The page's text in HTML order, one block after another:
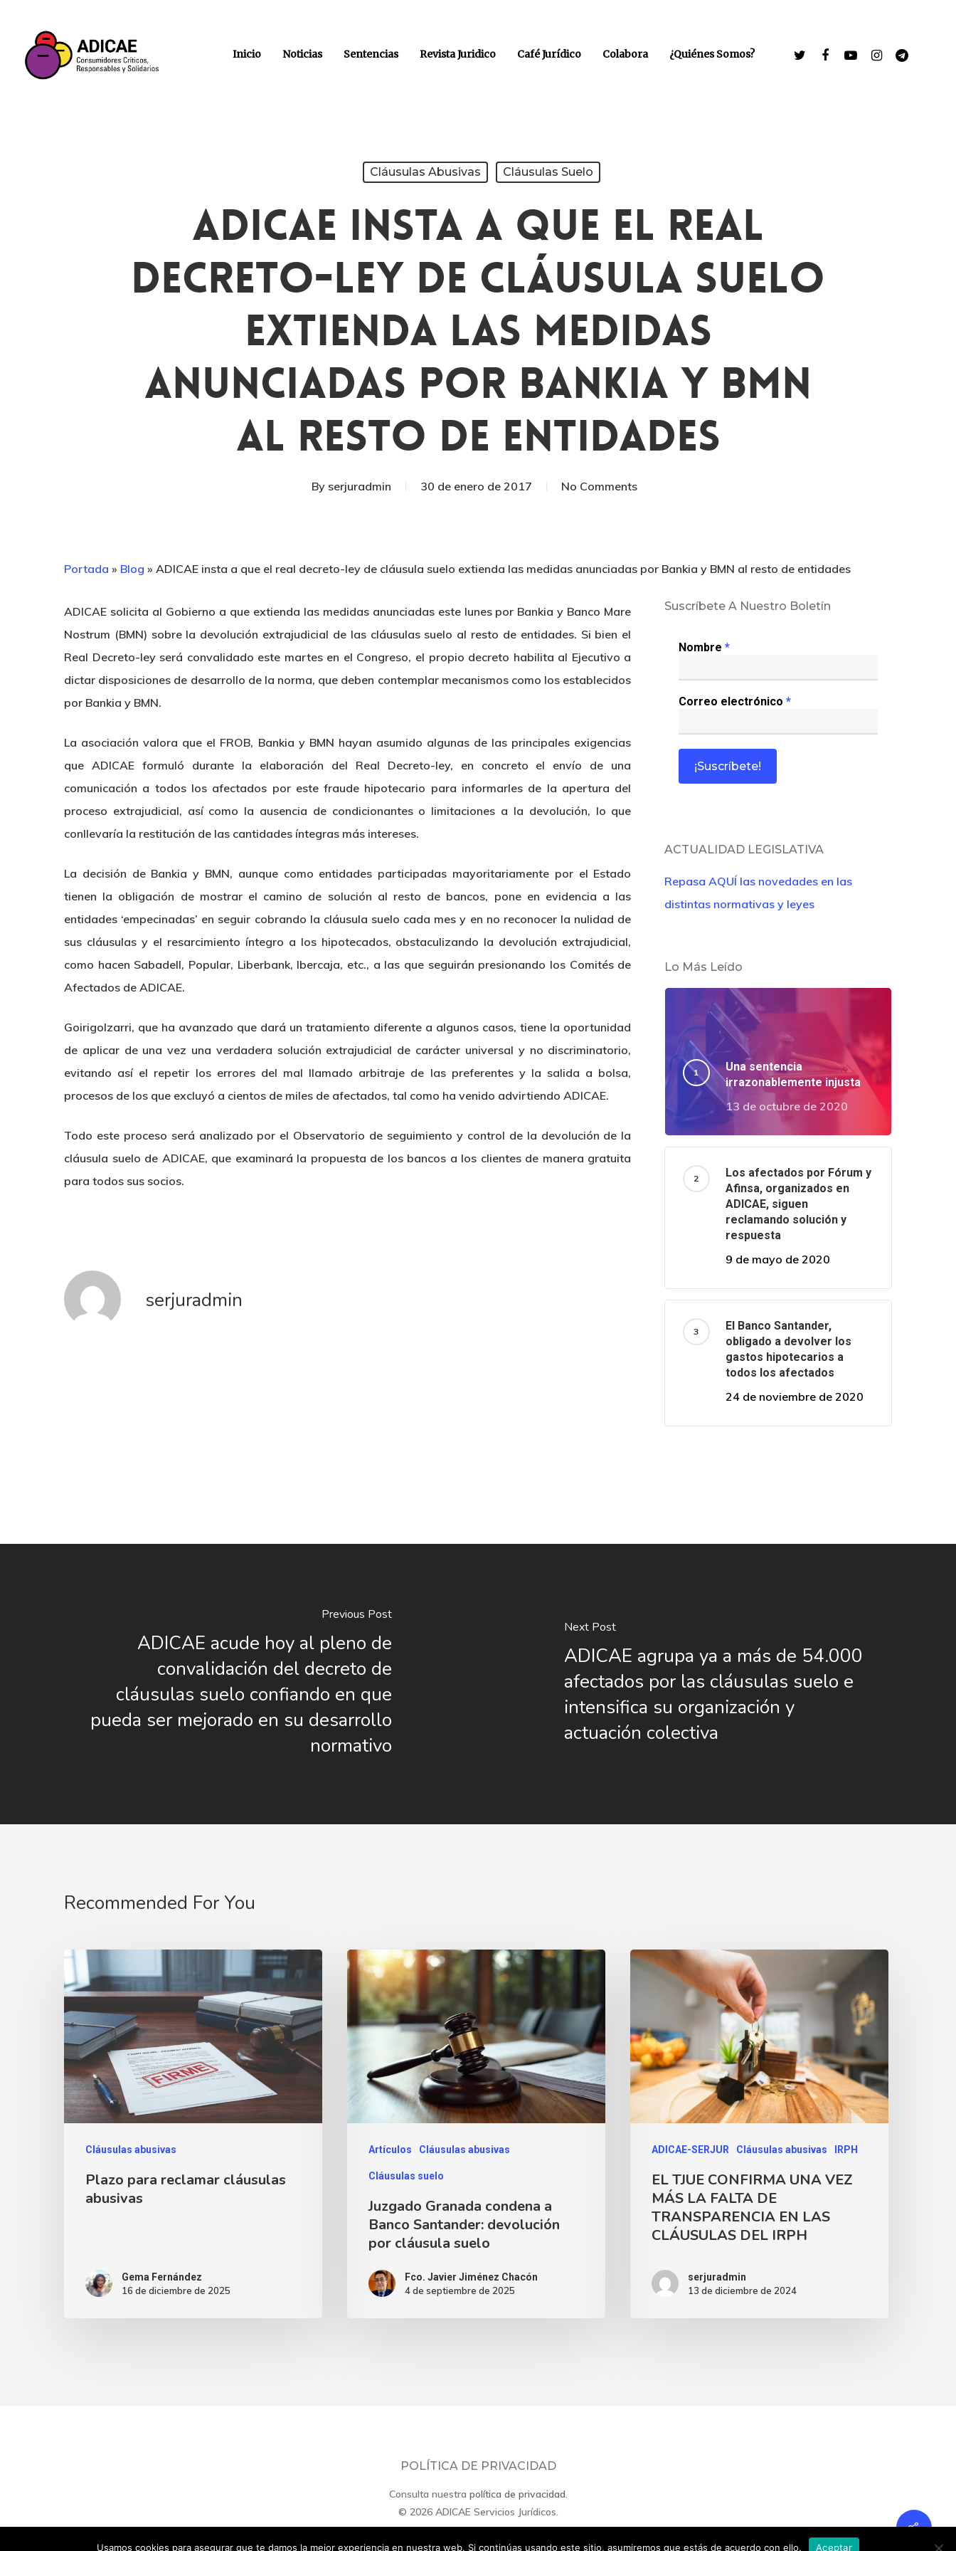
Inicio Noticias Sentencias Revista Juridico Café Jurídico Colabora ¿Quiénes Somos?
Cláusulas Abusivas Cláusulas Suelo
ADICAE Insta A Que El Real
Decreto-Ley De Cláusula Suelo
Extienda Las Medidas
Anunciadas Por Bankia Y BMN
Al Resto De Entidades
By serjuradmin 30 de enero de 2017 No Comments
Portada » Blog » ADICAE insta a que el real decreto-ley de cláusula suelo extienda las medidas anunciadas por Bankia y BMN al resto de entidades
ADICAE solicita al Gobierno a que extienda las medidas anunciadas este lunes por Bankia y Banco Mare
Nostrum (BMN) sobre la devolución extrajudicial de las cláusulas suelo al resto de entidades. Si bien el
Real Decreto-ley será convalidado este martes en el Congreso, el propio decreto habilita al Ejecutivo a
dictar disposiciones de desarrollo de la norma, que deben contemplar mecanismos como los establecidos
por Bankia y BMN.
La asociación valora que el FROB, Bankia y BMN hayan asumido algunas de las principales exigencias
que ADICAE formuló durante la elaboración del Real Decreto-ley, en concreto el envío de una
comunicación a todos los afectados por este fraude hipotecario para informarles de la apertura del
proceso extrajudicial, así como la ausencia de condicionantes o limitaciones a la devolución, lo que
conllevaría la restitución de las cantidades íntegras más intereses.
La decisión de Bankia y BMN, aunque como entidades participadas mayoritariamente por el Estado
tienen la obligación de mostrar el camino de solución al resto de bancos, pone en evidencia a las
entidades ‘empecinadas’ en seguir cobrando la cláusula suelo cada mes y en no reconocer la nulidad de
sus cláusulas y el resarcimiento íntegro a los hipotecados, obstaculizando la devolución extrajudicial,
como hacen Sabadell, Popular, Liberbank, Ibercaja, etc., a las que seguirán presionando los Comités de
Afectados de ADICAE.
Goirigolzarri, que ha avanzado que dará un tratamiento diferente a algunos casos, tiene la oportunidad
de aplicar de una vez una verdadera solución extrajudicial de carácter universal y no discriminatorio,
evitando así el repetir los errores del mal llamado arbitraje de las preferentes y la salida a bolsa,
procesos de los que excluyó a cientos de miles de afectados, tal como ha venido advirtiendo ADICAE.
Todo este proceso será analizado por el Observatorio de seguimiento y control de la devolución de la
cláusula suelo de ADICAE, que examinará la propuesta de los bancos a los clientes de manera gratuita
para todos sus socios.
serjuradmin
Suscríbete A Nuestro Boletín
Nombre *
Correo electrónico *
ACTUALIDAD LEGISLATIVA
Repasa AQUÍ las novedades en las
distintas normativas y leyes
Lo Más Leído
Una sentencia
irrazonablemente injusta
13 de octubre de 2020
Los afectados por Fórum y
Afinsa, organizados en
ADICAE, siguen
reclamando solución y
respuesta
9 de mayo de 2020
El Banco Santander,
obligado a devolver los
gastos hipotecarios a
todos los afectados
24 de noviembre de 2020
Previous Post
ADICAE acude hoy al pleno de
convalidación del decreto de
cláusulas suelo confiando en que
pueda ser mejorado en su desarrollo
normativo
Next Post
ADICAE agrupa ya a más de 54.000
afectados por las cláusulas suelo e
intensifica su organización y
actuación colectiva
Recommended For You
Cláusulas abusivas
Plazo para reclamar cláusulas
abusivas
Gema Fernández
16 de diciembre de 2025
Artículos Cláusulas abusivas
Cláusulas suelo
Juzgado Granada condena a
Banco Santander: devolución
por cláusula suelo
Fco. Javier Jiménez Chacón
4 de septiembre de 2025
ADICAE-SERJUR Cláusulas abusivas IRPH
EL TJUE CONFIRMA UNA VEZ
MÁS LA FALTA DE
TRANSPARENCIA EN LAS
CLÁUSULAS DEL IRPH
serjuradmin
13 de diciembre de 2024
POLÍTICA DE PRIVACIDAD
Consulta nuestra política de privacidad.
© 2026 ADICAE Servicios Jurídicos.
Usamos cookies para asegurar que te damos la mejor experiencia en nuestra web. Si continúas usando este sitio, asumiremos que estás de acuerdo con ello. Aceptar